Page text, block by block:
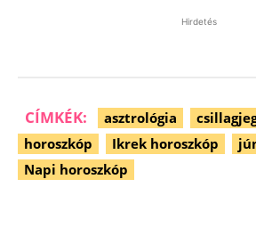
Hirdetés
CÍMKÉK: asztrológia
horoszkóp
Ikrek horoszkóp
Napi horoszkóp